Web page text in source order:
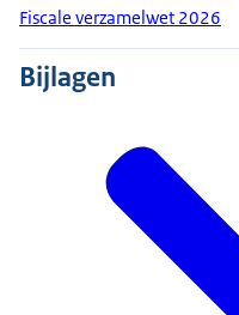
Fiscale verzamelwet 2026
Bijlagen